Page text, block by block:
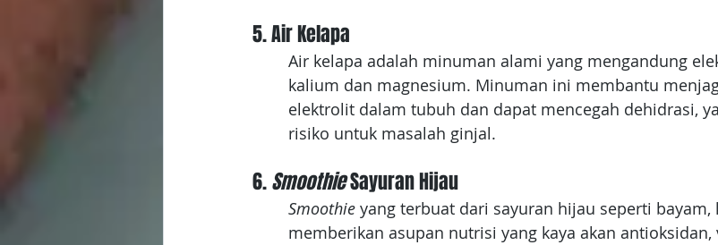
5. Air Kelapa
Air kelapa adalah minuman alami yang mengandung
kalium dan magnesium. Minuman ini membantu
elektrolit dalam tubuh dan dapat mencegah dehidrasi,
risiko untuk masalah ginjal.
6. Smoothie Sayuran Hijau
Smoothie yang terbuat dari sayuran hijau seperti bayam,
memberikan asupan nutrisi yang kaya akan